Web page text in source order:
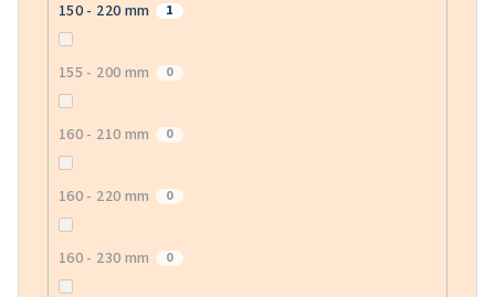
150 - 220 mm 1
155 - 200 mm 0
160 - 210 mm 0
160 - 220 mm 0
160 - 230 mm 0